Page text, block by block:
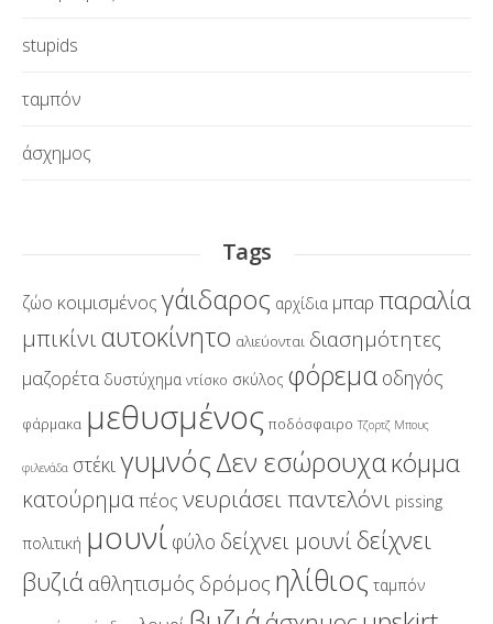
stupids
ταμπόν
άσχημος
Tags
ζώο κοιμισμένος γάιδαρος αρχίδια μπαρ παραλία
μπικίνιαυτοκίνητο αλιεύονται διασημότητες
μαζορέτα δυστύχημα ντίσκο σκύλος φόρεμα οδηγός
φάρμακα μεθυσμένος ποδόσφαιρο Τζορτζ Μπους
φιλενάδα στέκιγυμνόςΔεν εσώρουχακόμμα
κατούρημαπέος νευριάσει παντελόνι pissing
πολιτική μουνί φύλο δείχνει μουνίδείχνει
βυζιά αθλητισμός δρόμος ηλίθιος ταμπόν